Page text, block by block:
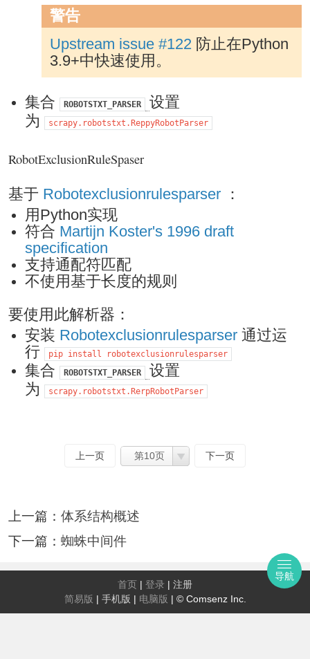
警告
Upstream issue #122防止在Python
3.9+中快速使用。
集合 ROBOTSTXT_PARSER
设置
为
scrapy.robotstxt.ReppyRobotParser
RobotExclusionRuleSpaser
基于 Robotexclusionrulesparser：
用Python实现
符合 Martijn Koster's 1996 draft
specification
支持通配符匹配
不使用基于长度的规则
要使用此解析器：
安装 Robotexclusionrulesparser通过运
行
pip install robotexclusionrulesparser
集合 ROBOTSTXT_PARSER
设置
为
scrapy.robotstxt.RerpRobotParser
上一页 第10页 下一页
上一篇： 体系结构概述
下一篇： 蜘蛛中间件
首页 | 登录 | 注册
简易版 | 手机版 | 电脑版 | © Comsenz Inc.
导航